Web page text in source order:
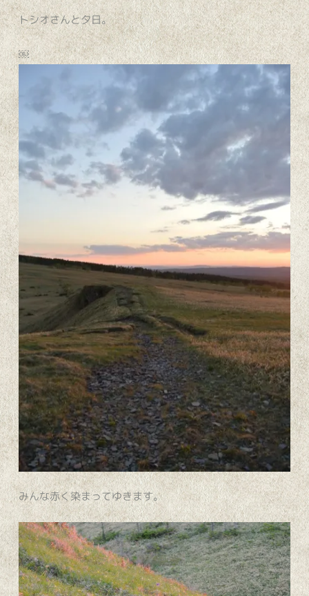
トシオさんと夕日。
￼
みんな赤く染まってゆきます。